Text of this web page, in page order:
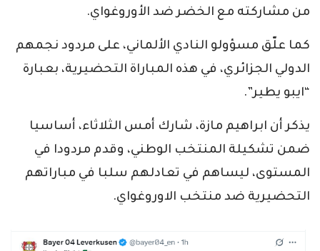
من مشاركته مع الخضر ضد الأوروغواي.
كما علّق مسؤولو النادي الألماني، على مردود نجمهم
الدولي الجزائري، في هذه المباراة التحضيرية، بعبارة
“ايبو يطير”.
يذكر أن ابراهيم مازة، شارك أمس الثلاثاء، أساسيا
ضمن تشكيلة المنتخب الوطني، وقدم مردودا في
المستوى، ليساهم في تعادلهم سلبا في مباراتهم
التحضيرية ضد منتخب الاوروغواي.